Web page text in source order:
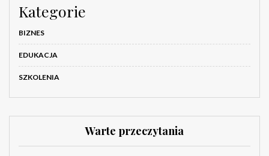
Kategorie
BIZNES
EDUKACJA
SZKOLENIA
Warte przeczytania